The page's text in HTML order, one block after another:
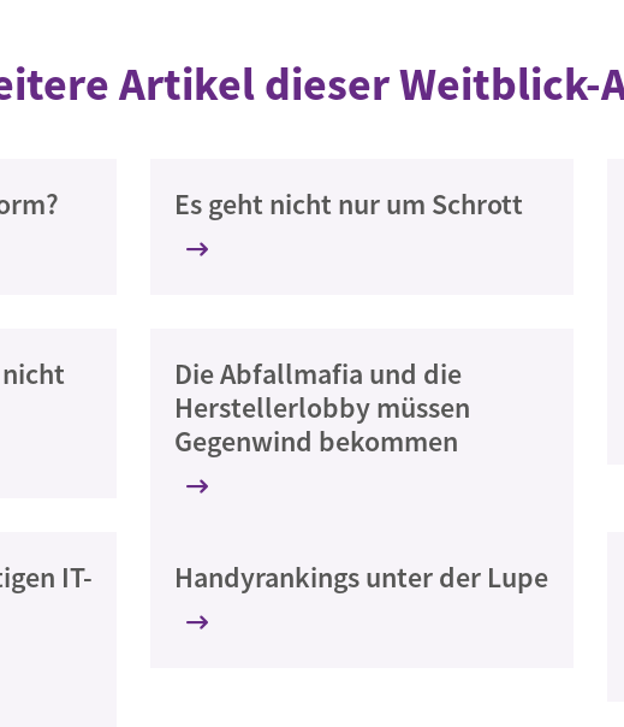
Artikel dieser Weitblick-
Es geht nicht nur um Schrott
Die Abfallmafia und die
Herstellerlobby müssen
Gegenwind bekommen
IT-
Handyrankings unter der Lupe